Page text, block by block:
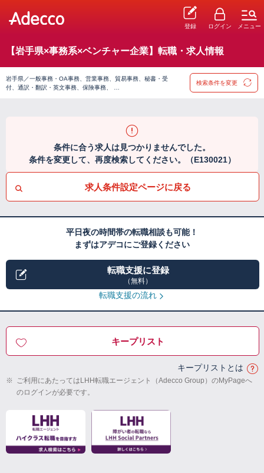
登録 ログイン メニュー
【岩手県×事務系×ベンチャー企業】転職・求人情報
岩手県／一般事務・OA事務、営業事務、貿易事務、秘書・受
付、通訳・翻訳・英文事務、保険事務、 …
検索条件を変更
条件に合う求人は見つかりませんでした。
条件を変更して、再度検索してください。（E130021）
求人条件設定ページに戻る
平日夜の時間帯の転職相談も可能！
まずはアデコにご登録ください
転職支援に登録
（無料）
転職支援の流れ
キープリスト
キープリストとは
※ ご利用にあたってはLHH転職エージェント（Adecco Group）のMyPageへ
のログインが必要です。